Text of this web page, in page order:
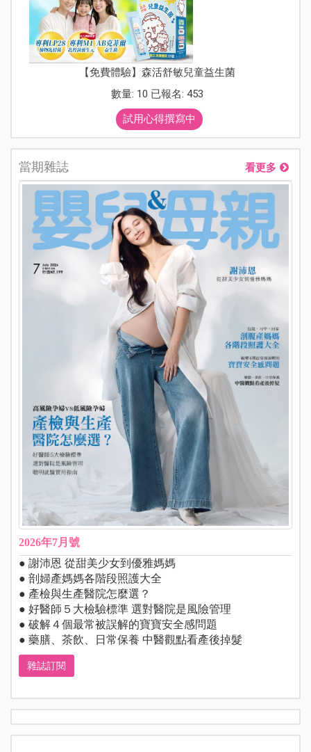
【免費體驗】森活舒敏兒童益生菌
數量: 10 已報名: 453
試用心得撰寫中
當期雜誌 看更多
2026年7月號
● 謝沛恩 從甜美少女到優雅媽媽
● 剖婦產媽媽各階段照護大全
● 產檢與生產醫院怎麼選？
● 好醫師５大檢驗標準 選對醫院是風險管理
● 破解４個最常被誤解的寶寶安全感問題
● 藥膳、茶飲、日常保養 中醫觀點看產後掉髮
雜誌訂閱